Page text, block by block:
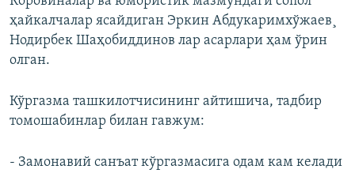
ҳайкалчалар ясайдиган Эркин Абдукаримхўжаев¸
Нодирбек Шаҳобиддинов лар асарлари ҳам ўрин
олган.
Кўргазма ташкилотчисининг айтишича, тадбир
томошабинлар билан гавжум:
- Замонавий санъат кўргазмасига одам кам келади